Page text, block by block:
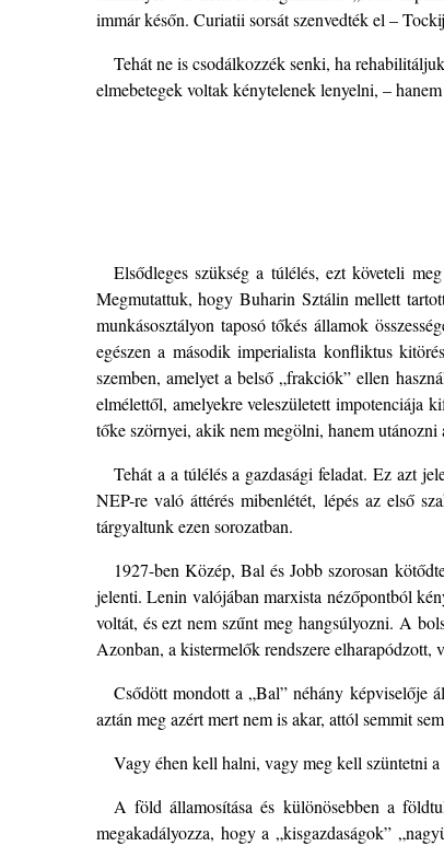
immár későn. Curiatii sorsát szenvedték el –
Tehát ne is csodálkozzék senki, ha
elmebetegek voltak kénytelenek lenyelni, –
Elsődleges szükség a túlélés, ezt követeli
Megmutattuk, hogy Buharin Sztálin mellett
munkásosztályon taposó tőkés államok
egészen a második imperialista konfliktus
szemben, amelyet a belső „frakciók” ellen
elmélettől, amelyekre veleszületett impotenciája
tőke szörnyei, akik nem megölni, hanem
Tehát a a túlélés a gazdasági feladat. Ez azt
NEP-re való áttérés mibenlétét, lépés az első
tárgyaltunk ezen sorozatban.
1927-ben Közép, Bal és Jobb szorosan
jelenti. Lenin valójában marxista nézőpontból
voltát, és ezt nem szűnt meg hangsúlyozni. A
Azonban, a kistermelők rendszere
Csődött mondott a „Bal” néhány képviselője
aztán meg azért mert nem is akar, attól semmit
Vagy éhen kell halni, vagy meg kell szüntetni a
A föld államosítása és különösebben a
megakadályozza, hogy a „kisgazdaságok”